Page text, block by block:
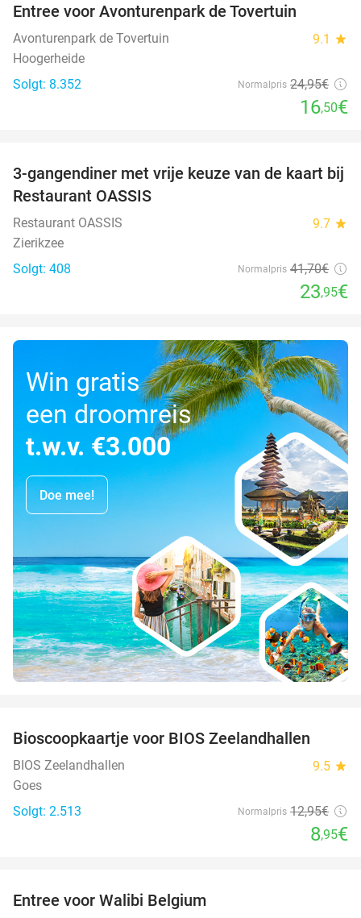
Entree voor Avonturenpark de Tovertuin
Avonturenpark de Tovertuin 9.1 star
Hoogerheide
Solgt: 8.352
Normalpris 24,95€
16,50€
43%
3-gangendiner met vrije keuze van de kaart bij
Restaurant OASSIS
Restaurant OASSIS 9.7 star
Zierikzee
Solgt: 408
Normalpris 41,70€
23,95€
Win gratis
een droomreis
t.w.v. €3.000
Doe mee!
Bioscoopkaartje voor BIOS Zeelandhallen
BIOS Zeelandhallen 9.5 star
Goes
Solgt: 2.513
Normalpris 12,95€
8,95€
Entree voor Walibi Belgium